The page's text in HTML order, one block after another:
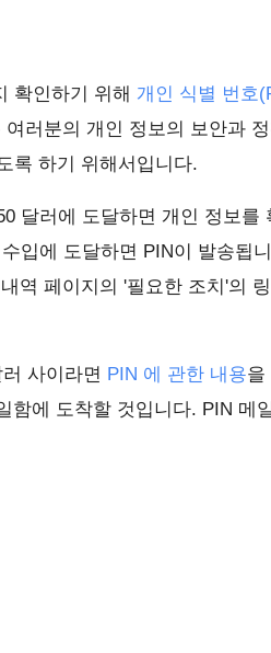
확인하기 위해 개인 식별 번호
러분의 개인 정보의 보안과
록 하기 위해서입니다.
달러에 도달하면 개인 정보를
입에 도달하면 PIN이 발송됩
역 페이지의 '필요한 조치'의
사이라면 PIN 에 관한 내용을
함에 도착할 것입니다. PIN 메